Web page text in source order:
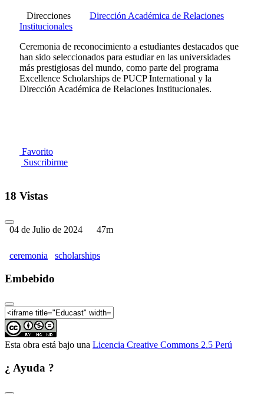
Direcciones
Dirección Académica de Relaciones
Institucionales
Ceremonia de reconocimiento a estudiantes destacados que
han sido seleccionados para estudiar en las universidades
más prestigiosas del mundo, como parte del programa
Excellence Scholarships de PUCP International y la
Dirección Académica de Relaciones Institucionales.
Favorito
Suscribirme
18 Vistas
04 de Julio de 2024 47m
ceremonia scholarships
Embebido
Esta obra está bajo una Licencia Creative Commons 2.5 Perú
¿ Ayuda ?